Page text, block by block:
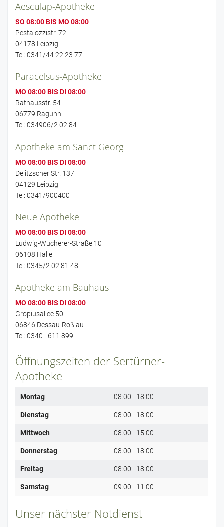
Aesculap-Apotheke
SO 08:00 BIS MO 08:00
Pestalozzistr. 72
04178 Leipzig
Tel: 0341/44 22 23 77
Paracelsus-Apotheke
MO 08:00 BIS DI 08:00
Rathausstr. 54
06779 Raguhn
Tel: 034906/2 02 84
Apotheke am Sanct Georg
MO 08:00 BIS DI 08:00
Delitzscher Str. 137
04129 Leipzig
Tel: 0341/900400
Neue Apotheke
MO 08:00 BIS DI 08:00
Ludwig-Wucherer-Straße 10
06108 Halle
Tel: 0345/2 02 81 48
Apotheke am Bauhaus
MO 08:00 BIS DI 08:00
Gropiusallee 50
06846 Dessau-Roßlau
Tel: 0340 - 611 899
Öffnungszeiten der Sertürner-
Apotheke
Montag 08:00 - 18:00
Dienstag 08:00 - 18:00
Mittwoch 08:00 - 15:00
Donnerstag 08:00 - 18:00
Freitag 08:00 - 18:00
Samstag 09:00 - 11:00
Unser nächster Notdienst